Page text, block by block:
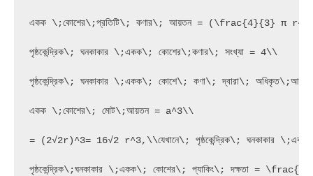
একক \;কোশের\;প্রতিটি\; কণার\; আয়তন = (\frac{4}{3} π
পৃষ্ঠকেন্দ্রিক\; ঘনকাকার \;একক\; কোশের\;কণার\; সংখ্যা = 4\\
পৃষ্ঠকেন্দ্রিক\; ঘনকাকার \;একক\; কোশে\; কণা\; দ্বারা\;
একক \;কোশের\; মোট\;আয়তন = a^3\\
= (2√2r)^3= 16√2 r^3,\\যেখানে\; পৃষ্ঠকেন্দ্রিক\; ঘনকাকার
পৃষ্ঠকেন্দ্রিক\;ঘনকাকার \;একক\; কোশের\; প্যাকিং\;